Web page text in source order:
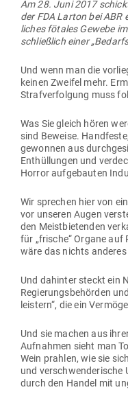
Am 28. Juni 2017
der FDA Larton bei
liches fötales Gewebe
schließlich einer
Und wenn man die
keinen Zweifel mehr.
Straf­ver­folgung muss
Was Sie gleich hören
sind Beweise.
gewonnen aus
Ent­hül­lungen und
Horror auf­ge­bauten
Wir sprechen hier von
vor unseren Augen
den Meist­bie­tenden
für „frische“ Organe
wäre das nichts
Und dahinter steckt ein
Regie­rungs­be­hörden
leistern“, die ein
Und sie machen aus
Auf­nahmen sieht man
Wein prahlen, wie sie
und ver­schwen­de­rische
durch den Handel mit